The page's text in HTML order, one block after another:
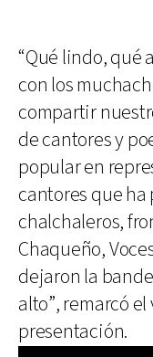
“Qué lindo, qué
con los
compartir
de cantores y
popular en
cantores que
chalchaleros,
Chaqueño,
dejaron la
alto”, remarcó
presentación.